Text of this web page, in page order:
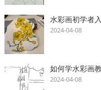
水彩画初学者
2024-04-08
如何学水彩画
2024-04-08